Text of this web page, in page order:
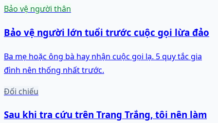
Bảo vệ người thân
Bảo vệ người lớn tuổi trước cuộc gọi lừa đảo
Ba mẹ hoặc ông bà hay nhận cuộc gọi lạ. 5 quy tắc gia
đình nên thống nhất trước.
Đối chiếu
Sau khi tra cứu trên Trang Trắng, tôi nên làm